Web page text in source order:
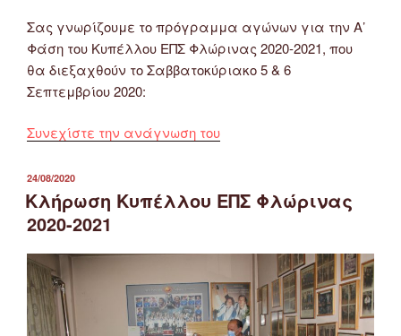
Σας γνωρίζουμε το πρόγραμμα αγώνων για την Α’
Φάση του Κυπέλλου ΕΠΣ Φλώρινας 2020-2021, που
θα διεξαχθούν το Σαββατοκύριακο 5 & 6
Σεπτεμβρίου 2020:
Συνεχίστε την ανάγνωση του“Πρόγραμμα
Φάσης
Φλώρινας
2020-
2021
(5
ΔΗΜΟΣΙΕΎΤΗΚΕ
ΣΤΙΣ
24/08/2020
Κλήρωση Κυπέλλου ΕΠΣ Φλώρινας
2020-2021